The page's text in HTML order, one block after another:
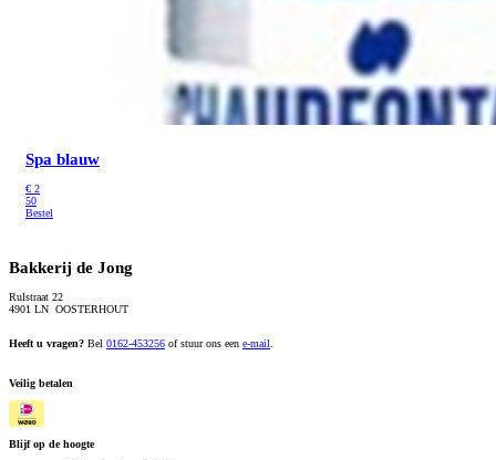
Spa blauw
€ 2
50
Bestel
Bakkerij de Jong
Rulstraat 22
4901 LN OOSTERHOUT
Heeft u vragen? Bel 0162-453256 of stuur ons een e-mail.
Veilig betalen
Blijf op de hoogte